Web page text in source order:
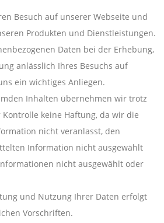
Besuch auf unserer Webseite und
Produkten und Dienstleistungen.
Daten bei der Erhebung,
anlässlich Ihres Besuchs auf
ein wichtiges Anliegen.
Inhalten übernehmen wir trotz
keine Haftung, da wir die
nicht veranlasst, den
Information nicht ausgewählt
nicht ausgewählt oder
und Nutzung Ihrer Daten erfolgt
Vorschriften.